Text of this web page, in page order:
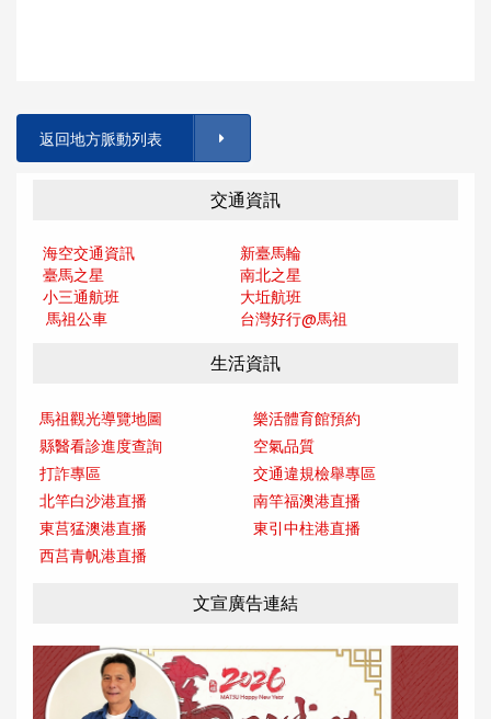
返回地方脈動列表
交通資訊
海空交通資訊
新臺馬輪
臺馬之星
南北之星
小三通航班
大坵航班
馬祖公車
台灣好行@馬祖
生活資訊
馬祖觀光導覽地圖
樂活體育館預約
縣醫看診進度查詢
空氣品質
打詐專區
交通違規檢舉專區
北竿白沙港直播
南竿福澳港直播
東莒猛澳港直播
東引中柱港直播
西莒青帆港直播
文宣廣告連結